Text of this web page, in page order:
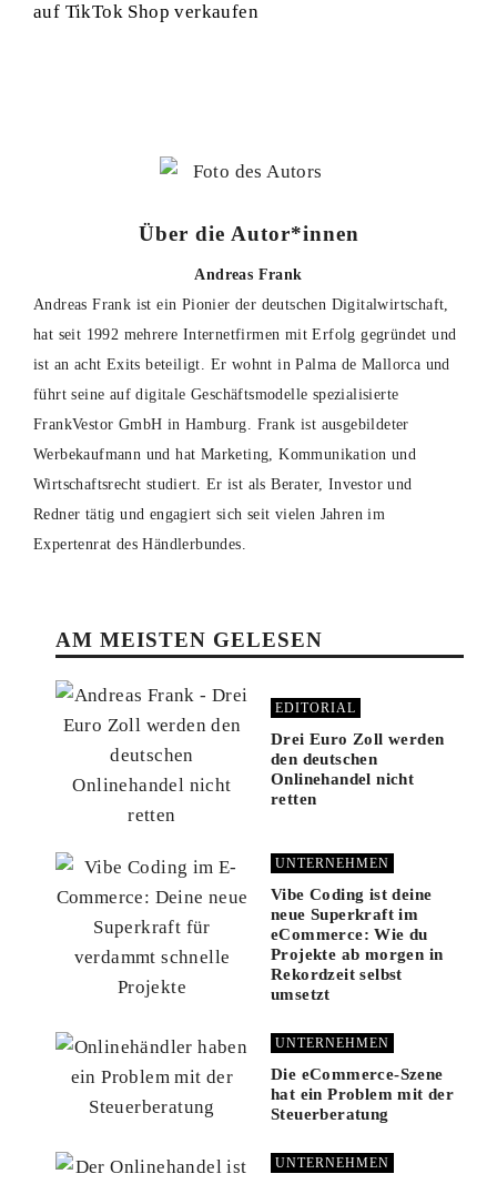
auf TikTok Shop verkaufen
Über die Autor*innen
Andreas Frank
Andreas Frank ist ein Pionier der deutschen Digitalwirtschaft,
hat seit 1992 mehrere Internetfirmen mit Erfolg gegründet und
ist an acht Exits beteiligt. Er wohnt in Palma de Mallorca und
führt seine auf digitale Geschäftsmodelle spezialisierte
FrankVestor GmbH in Hamburg. Frank ist ausgebildeter
Werbekaufmann und hat Marketing, Kommunikation und
Wirtschaftsrecht studiert. Er ist als Berater, Investor und
Redner tätig und engagiert sich seit vielen Jahren im
Expertenrat des Händlerbundes.
AM MEISTEN GELESEN
EDITORIAL
Drei Euro Zoll werden
den deutschen
Onlinehandel nicht
retten
UNTERNEHMEN
Vibe Coding ist deine
neue Superkraft im
eCommerce: Wie du
Projekte ab morgen in
Rekordzeit selbst
umsetzt
UNTERNEHMEN
Die eCommerce-Szene
hat ein Problem mit der
Steuerberatung
UNTERNEHMEN